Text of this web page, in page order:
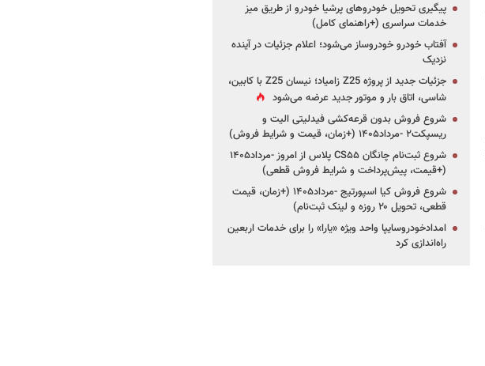
پیگیری تحویل خودروهای پرشیا خودرو از طریق میز
خدمات سراسری (+راهنمای کامل)
آفتاب خودرو خودروساز می‌شود؛ اعلام جزئیات در آینده
نزدیک
جزئیات جدید از پروژه Z25 زامیاد؛ نیسان Z25 با کابین،
شاسی، اتاق بار و موتور جدید عرضه می‌شود
شروع فروش بدون قرعه‌کشی فیدلیتی الیت و
ریسپکت۲ -مرداد۱۴۰۵ (+زمان، قیمت و شرایط فروش)
شروع ثبت‌نام چانگان CS۵۵ پلاس از امروز -مرداد۱۴۰۵
(+قیمت، پیش‌پرداخت و شرایط فروش قطعی)
شروع فروش کیا اسپورتیج -مرداد۱۴۰۵ (+زمان، قیمت
قطعی، تحویل ۲۰ روزه و لینک ثبت‌نام)
امدادخودروسایپا واحد ویژه «یارا» را برای خدمات اربعین
راه‌اندازی کرد